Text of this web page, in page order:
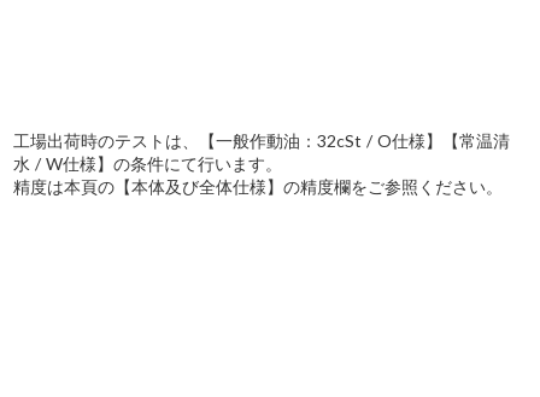
工場出荷時のテストは、【一般作動油：32cSt / O仕様】【常温清
水 / W仕様】の条件にて行います。
精度は本頁の【本体及び全体仕様】の精度欄をご参照ください。